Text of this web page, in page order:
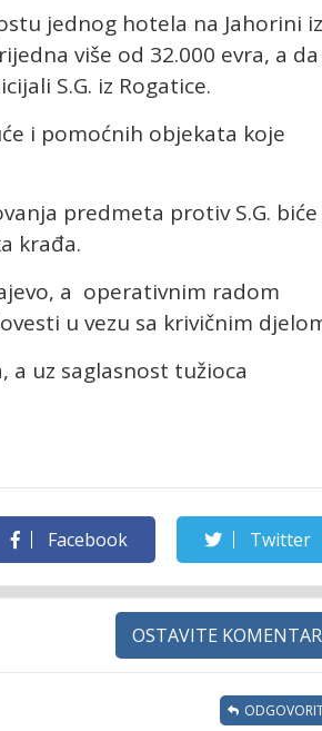
jednog hotela na Jahorini iz
više od 32.000 evra, a da
S.G. iz Rogatice.
i pomoćnih objekata koje
predmeta protiv S.G. biće
krađa.
a operativnim radom
u vezu sa krivičnim
a uz saglasnost tužioca
Facebook Twitter
OSTAVITE KOMENTAR